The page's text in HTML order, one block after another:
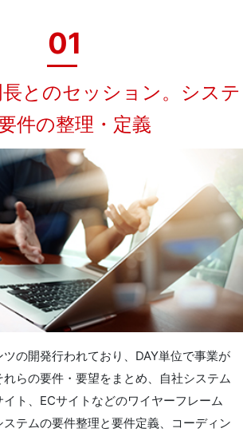
01
とのセッション。システ
件の整理・定義
の開発行われており、DAY単位で事業が
らの要件・要望をまとめ、自社システム
ト、ECサイトなどのワイヤーフレーム
テムの要件整理と要件定義、コーディン